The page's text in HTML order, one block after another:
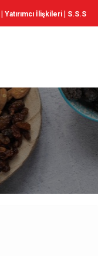
Yatırımcı İlişkileri S.S.S